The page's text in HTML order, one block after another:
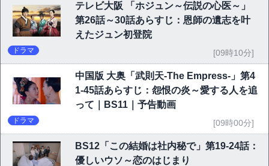
テレビ大阪 「ホジュン～伝説の心医～」
第26話～30話あらすじ：恩師の遺志を叶
えたジュン初登院
ドラマ [09時10分]
中国版 大奥「武則天-The Empress-」第4
1-45話あらすじ：怨恨の炎～愛する人を追
って｜BS11｜予告動画
ドラマ [09時00分]
BS12「この結婚は社内秘で」第19-24話：
優しいウソ～恋のはじまり